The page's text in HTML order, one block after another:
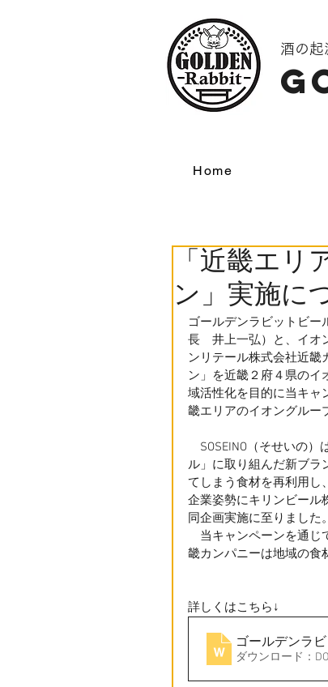
酒の起
Home
「近畿エ
ン」実施に
ゴールデンラビットビー
長　井上一弘）と、イオ
ンリテール株式会社近畿
ン」を近畿２府４県のイ
域活性化を目的に当キャ
畿エリアのイオングルー
SOSEINO（そせいの）
ル」に取り組んだ新ブラ
てしまう食材を再利用し
企業姿勢にキリンビール
同企画実施に至りました。
当キャンペーンを通じ
畿カンパニーは地域の食
詳しくはこちら↓
ゴールデンラ
ダウンロード：